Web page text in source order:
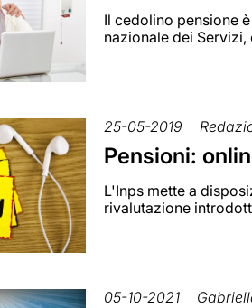
Il cedolino pensione
nazionale dei
25-05-2019
Pensioni:
L'Inps mette a
rivalutazione
05-10-2021